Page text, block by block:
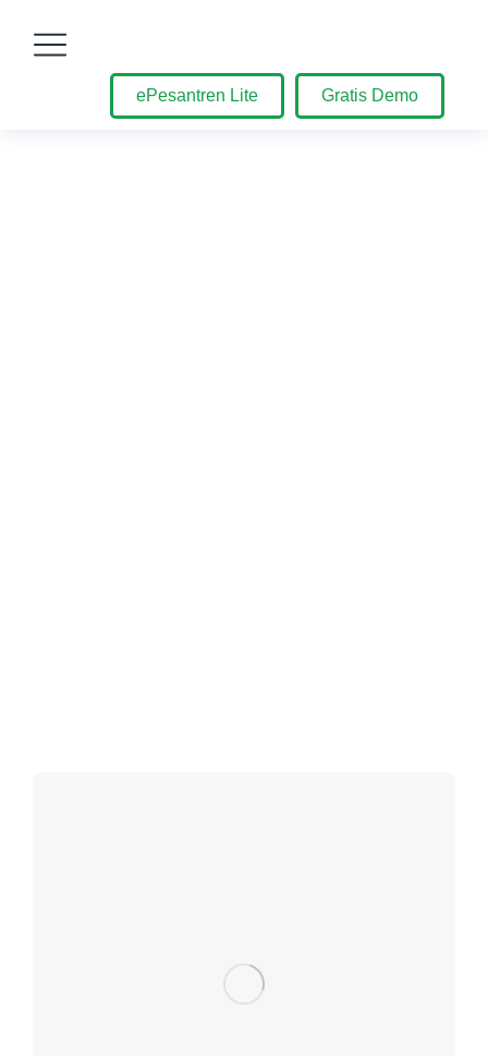
ePesantren Lite Gratis Demo